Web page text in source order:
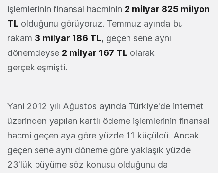
işlemlerinin finansal hacminin 2 milyar 825 milyon
TL olduğunu görüyoruz. Temmuz ayında bu
rakam 3 milyar 186 TL, geçen sene aynı
dönemdeyse 2 milyar 167 TL olarak
gerçekleşmişti.
Yani 2012 yılı Ağustos ayında Türkiye'de internet
üzerinden yapılan kartlı ödeme işlemlerinin finansal
hacmi geçen aya göre yüzde 11 küçüldü. Ancak
geçen sene aynı döneme göre yaklaşık yüzde
23'lük büyüme söz konusu olduğunu da